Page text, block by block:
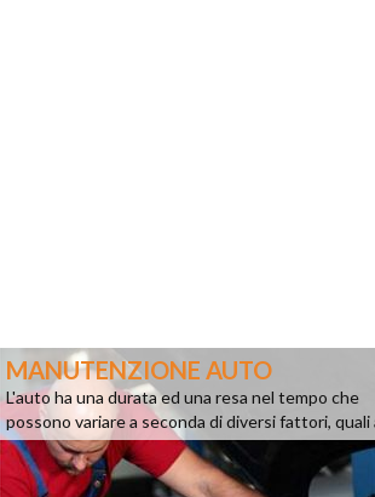
MANUTENZIONE AUTO
L'auto ha una durata ed una resa nel tempo che
possono variare a seconda di diversi fattori, quali